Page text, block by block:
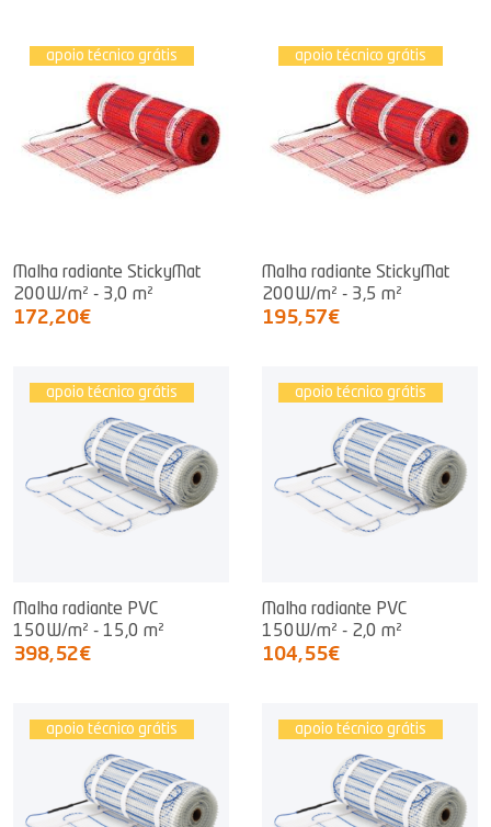
apoio técnico grátis
Malha radiante StickyMat
200W/m² - 3,0 m²
172,20€
apoio técnico grátis
Malha radiante StickyMat
200W/m² - 3,5 m²
195,57€
apoio técnico grátis
Malha radiante PVC
150W/m² - 15,0 m²
398,52€
apoio técnico grátis
Malha radiante PVC
150W/m² - 2,0 m²
104,55€
apoio técnico grátis apoio técnico grátis